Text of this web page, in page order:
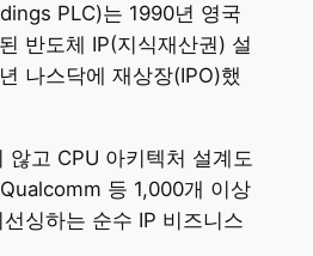
PLC)는 1990년 영국
반도체 IP(지식재산권) 설
나스닥에 재상장(IPO)했
않고 CPU 아키텍처 설계도
등 1,000개 이상
싱하는 순수 IP 비즈니스